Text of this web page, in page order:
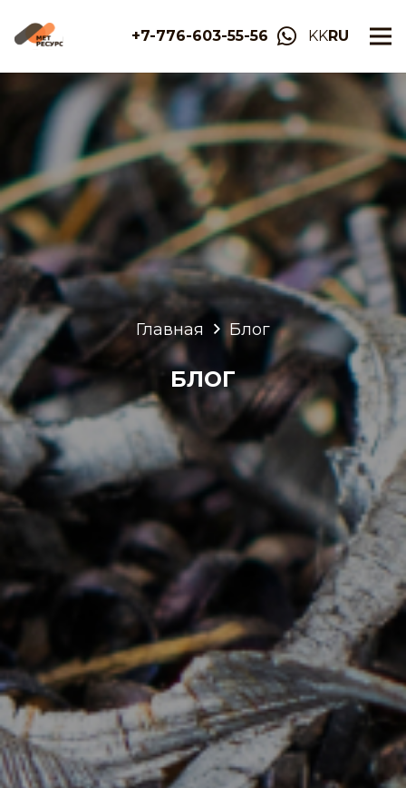
+7-776-603-55-56 KKRU
Главная Блог
БЛОГ